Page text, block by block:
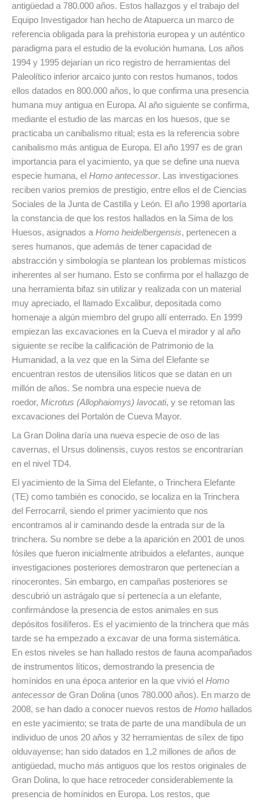
antigüedad a 780.000 años. Estos hallazgos y el trabajo del
Equipo Investigador han hecho de Atapuerca un marco de
referencia obligada para la prehistoria europea y un auténtico
paradigma para el estudio de la evolución humana. Los años
1994 y 1995 dejarían un rico registro de herramientas del
Paleolítico inferior arcaico junto con restos humanos, todos
ellos datados en 800.000 años, lo que confirma una presencia
humana muy antigua en Europa. Al año siguiente se confirma,
mediante el estudio de las marcas en los huesos, que se
practicaba un canibalismo ritual; esta es la referencia sobre
canibalismo más antigua de Europa. El año 1997 es de gran
importancia para el yacimiento, ya que se define una nueva
especie humana, el Homo antecessor. Las investigaciones
reciben varios premios de prestigio, entre ellos el de Ciencias
Sociales de la Junta de Castilla y León. El año 1998 aportaría
la constancia de que los restos hallados en la Sima de los
Huesos, asignados a Homo heidelbergensis, pertenecen a
seres humanos, que además de tener capacidad de
abstracción y simbología se plantean los problemas místicos
inherentes al ser humano. Esto se confirma por el hallazgo de
una herramienta bifaz sin utilizar y realizada con un material
muy apreciado, el llamado Excalibur, depositada como
homenaje a algún miembro del grupo allí enterrado. En 1999
empiezan las excavaciones en la Cueva el mirador y al año
siguiente se recibe la calificación de Patrimonio de la
Humanidad, a la vez que en la Sima del Elefante se
encuentran restos de utensilios líticos que se datan en un
millón de años. Se nombra una especie nueva de
roedor, Microtus (Allophaiomys) lavocati, y se retoman las
excavaciones del Portalón de Cueva Mayor.
La Gran Dolina daría una nueva especie de oso de las
cavernas, el Ursus dolinensis, cuyos restos se encontrarían
en el nivel TD4.
El yacimiento de la Sima del Elefante, o Trinchera Elefante
(TE) como también es conocido, se localiza en la Trinchera
del Ferrocarril, siendo el primer yacimiento que nos
encontramos al ir caminando desde la entrada sur de la
trinchera. Su nombre se debe a la aparición en 2001 de unos
fósiles que fueron inicialmente atribuidos a elefantes, aunque
investigaciones posteriores demostraron que pertenecían a
rinocerontes. Sin embargo, en campañas posteriores se
descubrió un astrágalo que sí pertenecía a un elefante,
confirmándose la presencia de estos animales en sus
depósitos fosilíferos. Es el yacimiento de la trinchera que más
tarde se ha empezado a excavar de una forma sistemática.
En estos niveles se han hallado restos de fauna acompañados
de instrumentos líticos, demostrando la presencia de
homínidos en una época anterior en la que vivió el Homo
antecessorde Gran Dolina (unos 780.000 años). En marzo de
2008, se han dado a conocer nuevos restos de Homo hallados
en este yacimiento; se trata de parte de una mandíbula de un
individuo de unos 20 años y 32 herramientas de sílex de tipo
olduvayense; han sido datados en 1,2 millones de años de
antigüedad, mucho más antiguos que los restos originales de
Gran Dolina, lo que hace retroceder considerablemente la
presencia de homínidos en Europa. Los restos, que